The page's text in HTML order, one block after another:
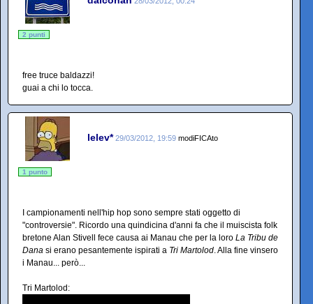
2 punti
free truce baldazzi!
guai a chi lo tocca.
lelev* 29/03/2012, 19:59 modiFICAto
1 punto
I campionamenti nell'hip hop sono sempre stati oggetto di
"controversie". Ricordo una quindicina d'anni fa che il muiscista folk
bretone Alan Stivell fece causa ai Manau che per la loro La Tribu de
Dana si erano pesantemente ispirati a Tri Martolod. Alla fine vinsero
i Manau... però...
Tri Martolod: